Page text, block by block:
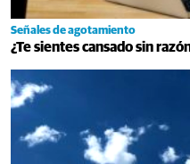
Señales de agotamiento
¿Te sientes cansado sin